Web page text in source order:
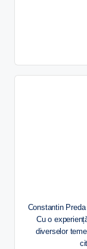
Constantin
Cu o
diverselor